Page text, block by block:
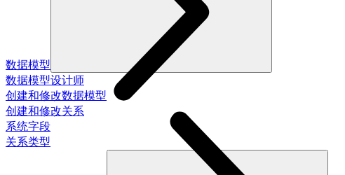
数据模型
数据模型设计师
创建和修改数据模型
创建和修改关系
系统字段
关系类型